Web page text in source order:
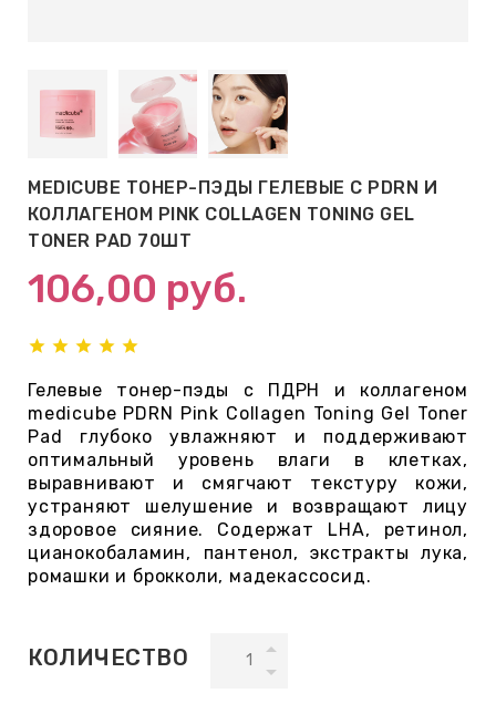
ПАТЧИ
MEDICUBE ТОНЕР-ПЭДЫ ГЕЛЕВЫЕ С PDRN И
КОЛЛАГЕНОМ PINK COLLAGEN TONING GEL
TONER PAD 70ШТ
106,00 руб.
Гелевые тонер-пэды с ПДРН и коллагеном
medicube PDRN Pink Collagen Toning Gel Toner
Pad глубоко увлажняют и поддерживают
оптимальный уровень влаги в клетках,
выравнивают и смягчают текстуру кожи,
устраняют шелушение и возвращают лицу
здоровое сияние. Содержат LHA, ретинол,
цианокобаламин, пантенол, экстракты лука,
ромашки и брокколи, мадекассосид.
КОЛИЧЕСТВО